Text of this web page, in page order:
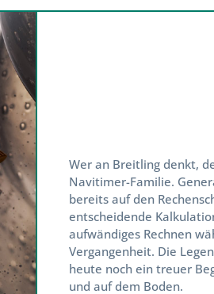
Wer an Breitling denkt,
Navitimer-Familie.
bereits auf den
entscheidende
aufwändiges Rechnen
Vergangenheit. Die
heute noch ein treuer
und auf dem Boden.